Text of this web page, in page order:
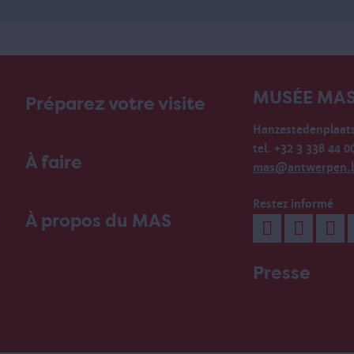
Préparez votre visite
À faire
À propos du MAS
MUSÉE
tel. +32 3 338 44
Restez informé
Presse